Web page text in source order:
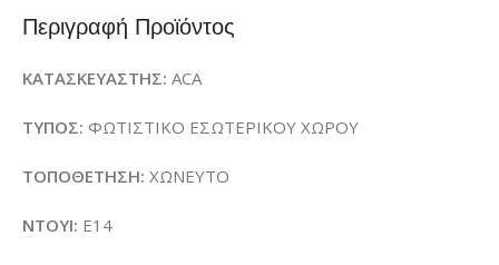
Περιγραφή Προϊόντος
ΚΑΤΑΣΚΕΥΑΣΤΗΣ: ACA
ΤΥΠΟΣ: ΦΩΤΙΣΤΙΚΟ ΕΣΩΤΕΡΙΚΟΥ ΧΩΡΟΥ
ΤΟΠΟΘΕΤΗΣΗ: ΧΩΝΕΥΤΟ
ΝΤΟΥΙ: E14